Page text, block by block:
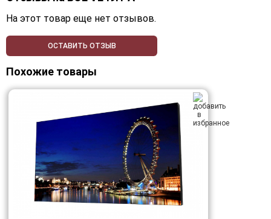
На этот товар еще нет отзывов.
ОСТАВИТЬ ОТЗЫВ
Похожие товары